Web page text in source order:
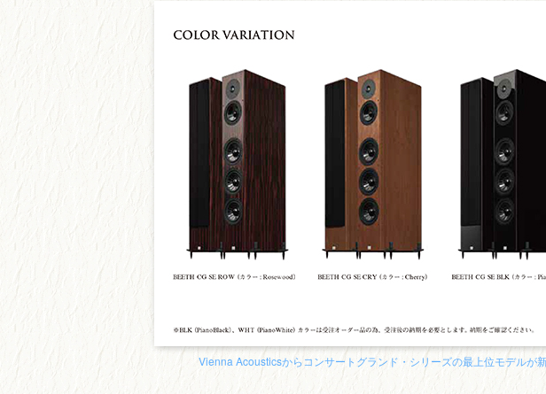
Vienna Acousticsからコンサートグランド・シリーズの最上位モデルが